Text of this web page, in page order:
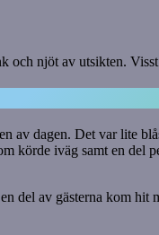
och njöt av utsikten.
av dagen. Det var lite
körde iväg samt en
del av gästerna kom